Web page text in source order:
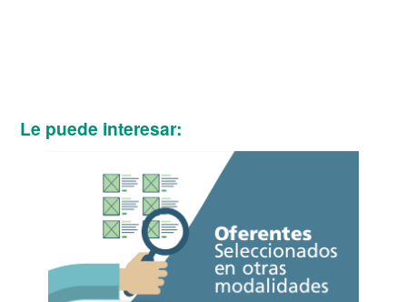
Le puede interesar: